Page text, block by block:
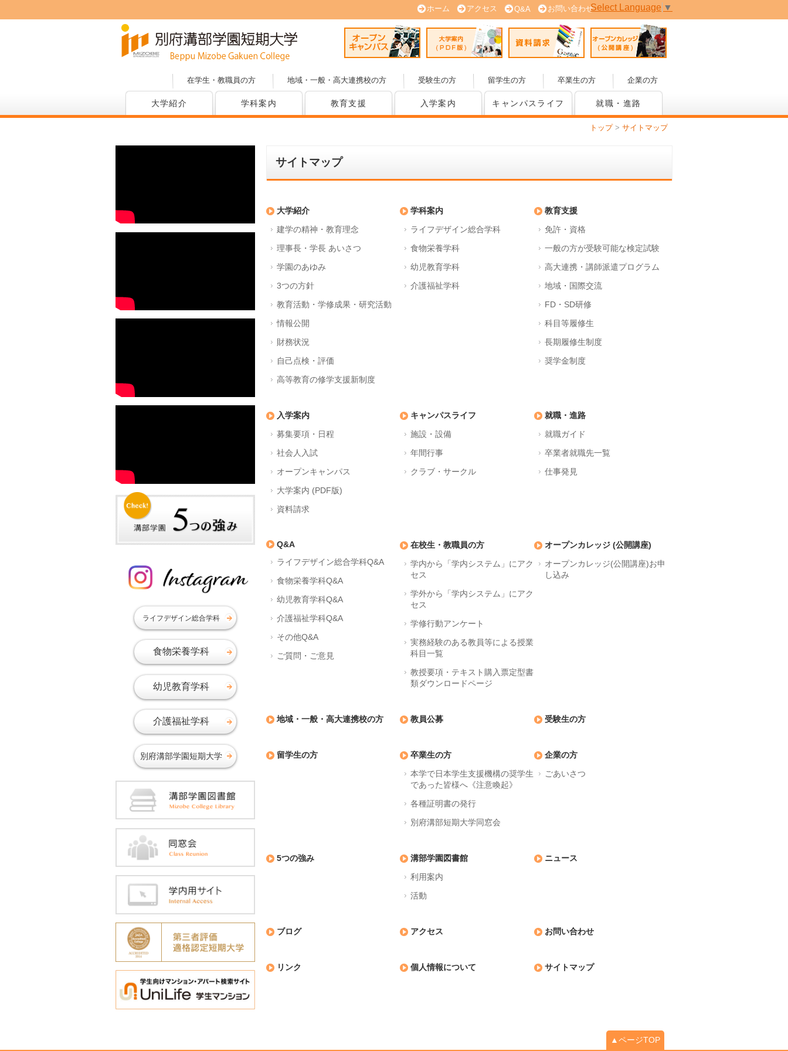
ホーム アクセス Q&A お問い合わせ
オープンキャンパス 大学案内 (PDF版) 資料請求
在学生・教職員の方 地域・一般・高大連携校の方 受験生の方 留学生の方 卒業生の方 企業の方
大学紹介 学科案内 教育支援 入学案内 キャンパスライフ 就職・進路
Select Language ▼
トップ > サイトマップ
サイトマップ
大学紹介
建学の精神・教育理念
理事長・学長 あいさつ
学園のあゆみ
3つの方針
教育活動・学修成果・研究活動
情報公開
財務状況
自己点検・評価
高等教育の修学支援新制度
学科案内
ライフデザイン総合学科
食物栄養学科
幼児教育学科
介護福祉学科
教育支援
免許・資格
一般の方が受験可能な検定試験
高大連携・講師派遣プログラム
地域・国際交流
FD・SD研修
科目等履修生
長期履修生制度
奨学金制度
入学案内
募集要項・日程
社会人入試
オープンキャンパス
大学案内 (PDF版)
資料請求
キャンパスライフ
施設・設備
年間行事
クラブ・サークル
就職・進路
就職ガイド
卒業者就職先一覧
仕事発見
Q&A
ライフデザイン総合学科Q&A
食物栄養学科Q&A
幼児教育学科Q&A
介護福祉学科Q&A
その他Q&A
ご質問・ご意見
在校生・教職員の方
学内から「学内システム」にアク
セス
学外から「学内システム」にアク
セス
学修行動アンケート
実務経験のある教員等による授業
科目一覧
教授要項・テキスト購入票定型書
類ダウンロードページ
オープンカレッジ (公開講座)
オープンカレッジ(公開講座)お申
し込み
地域・一般・高大連携校の方 教員公募 受験生の方
留学生の方
卒業生の方
本学で日本学生支援機構の奨学生
であった皆様へ《注意喚起》
各種証明書の発行
別府溝部短期大学同窓会
企業の方
ごあいさつ
5つの強み
溝部学園図書館
利用案内
活動
ニュース
ブログ アクセス お問い合わせ
リンク 個人情報について サイトマップ
ライフデザイン総合学科
食物栄養学科
幼児教育学科
介護福祉学科
別府溝部学園短期大学
▲ページTOP